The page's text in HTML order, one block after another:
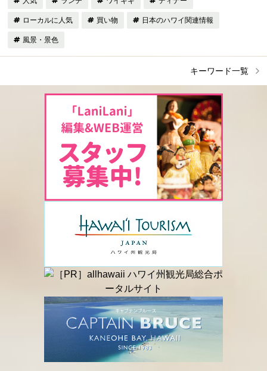
ローカルに人気 買い物 日本のハワイ関連情報
風景・景色
キーワード一覧